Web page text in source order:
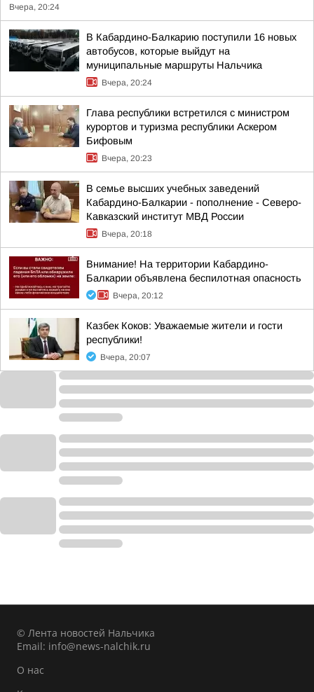
Вчера, 20:24
В Кабардино-Балкарию поступили 16 новых
автобусов, которые выйдут на
муниципальные маршруты Нальчика
Вчера, 20:24
Глава республики встретился с министром
курортов и туризма республики Аскером
Бифовым
Вчера, 20:23
В семье высших учебных заведений
Кабардино-Балкарии - пополнение - Северо-
Кавказский институт МВД России
Вчера, 20:18
Внимание! На территории Кабардино-
Балкарии объявлена беспилотная опасность
Вчера, 20:12
Казбек Коков: Уважаемые жители и гости
республики!
Вчера, 20:07
© Лента новостей Нальчика
Email: info@news-nalchik.ru
О нас